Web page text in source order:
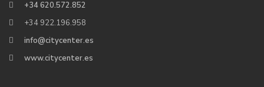
+34 620.572.852
+34 922.196.958
info@citycenter.es
www.citycenter.es